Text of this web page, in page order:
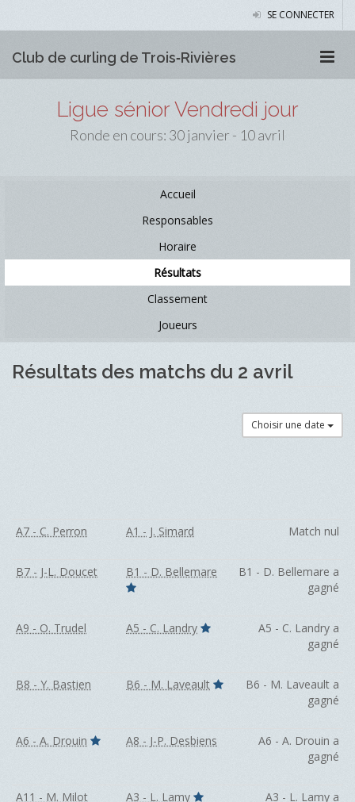
SE CONNECTER
Club de curling de Trois‑Rivières
Ligue sénior Vendredi jour
Ronde en cours: 30 janvier - 10 avril
Accueil
Responsables
Horaire
Résultats
Classement
Joueurs
Résultats des matchs du 2 avril
Choisir une date
A7 - C. Perron A1 - J. Simard Match nul
B7 - J-L. Doucet B1 - D. Bellemare
B1 - D. Bellemare a
gagné
A9 - O. Trudel A5 - C. Landry
A5 - C. Landry a
gagné
B8 - Y. Bastien B6 - M. Laveault
B6 - M. Laveault a
gagné
A6 - A. Drouin A8 - J-P. Desbiens
A6 - A. Drouin a
gagné
A11 - M. Milot A3 - L. Lamy
A3 - L. Lamy a